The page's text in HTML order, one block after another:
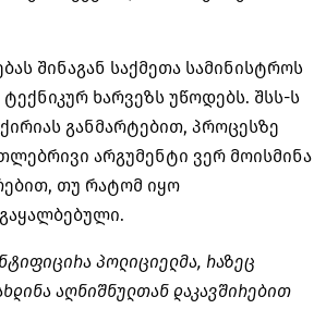
შინაგან საქმეთა სამინისტროს
ხარვეზს უწოდებს. შსს-ს
განმარტებით, პროცესზე
არგუმენტი ვერ მოისმინა
თუ რატომ იყო
პოლიციელმა, რაზეც
აღნიშნულთან დაკავშირებით